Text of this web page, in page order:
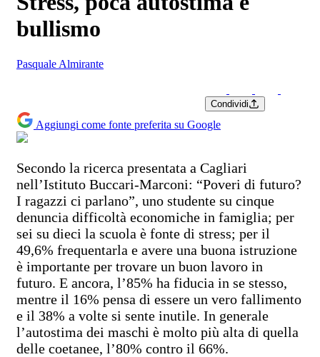
bullismo
Pasquale Almirante
Condividi
Aggiungi come fonte preferita su Google
Secondo la ricerca presentata a Cagliari
nell’Istituto Buccari-Marconi: “Poveri di futuro?
I ragazzi ci parlano”, uno studente su cinque
denuncia difficoltà economiche in famiglia; per
sei su dieci la scuola è fonte di stress; per il
49,6% frequentarla e avere una buona istruzione
è importante per trovare un buon lavoro in
futuro. E ancora, l’85% ha fiducia in se stesso,
mentre il 16% pensa di essere un vero fallimento
e il 38% a volte si sente inutile. In generale
l’autostima dei maschi è molto più alta di quella
delle coetanee, l’80% contro il 66%.